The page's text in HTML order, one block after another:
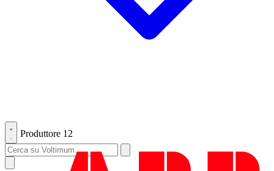
Produttore 12